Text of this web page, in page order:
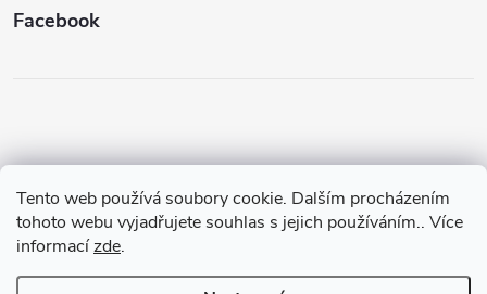
Tento web používá soubory cookie. Dalším procházením
tohoto webu vyjadřujete souhlas s jejich používáním.. Více
informacízde.
Facebook
Vytvořil a spravuje Pohání Shoptet
Copyright 2026 Štěpánková & C. . Všechna práva vyhrazena.
Upravit
nastavení cookies